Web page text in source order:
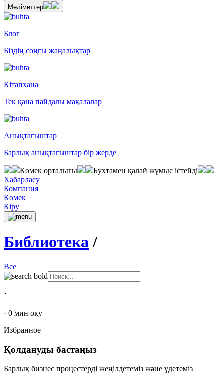
Мәліметтер
Блог
Біздің соңғы жаңалықтар
Кітапхана
Тек қана пайдалы мақалалар
Анықтағыштар
Барлық анықтағыштар бір жерде
Көмек орталығы
Бухтамен қалай жұмыс істейді
Хабарласу
Компания
Көмек
Кіру
Библиотека/
Все
･
· 0 мин оқу
Избранное
Қолдануды бастаңыз
Барлық бизнес процестерді жеңілдетеміз және үдетеміз